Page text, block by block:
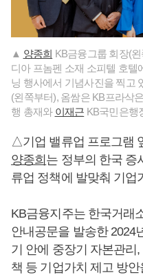
▲ 양종희 KB금융그룹 회장(
디아 프놈펜 소재 소피텔 호텔
닝 행사에서 기념사진을 찍고
(왼쪽부터), 옴쌈은 KB프라삭
행 총재와 이재근 KB국민은행
△기업 밸류업 프로그램
양종희 는 정부의 한국 증
류업 정책에 발맞춰 기업
KB금융지주는 한국거래
안내공문을 발송한 2024
기 안에 중장기 자본관리
책 등 기업가치 제고 방